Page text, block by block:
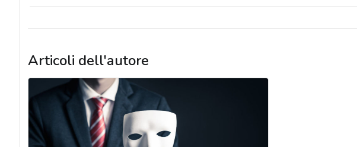
Articoli dell'autore